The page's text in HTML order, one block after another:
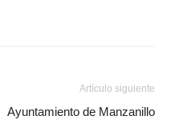
Artículo siguiente
Ayuntamiento de Manzanillo